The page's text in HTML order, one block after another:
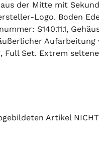
der Mitte mit
Logo. Boden
S140.11.1,
Aufarbeitung
Full Set. Extrem
Artikel